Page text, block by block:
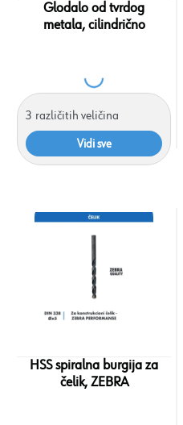
Glodalo od tvrdog
metala, cilindrično
3 različitih veličina
Vidi sve
HSS spiralna burgija za
čelik, ZEBRA